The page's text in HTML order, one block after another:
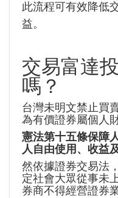
此流程可有效降低
益。
交易富達
嗎？
台灣未明文禁止買
為有價證券屬個人
憲法第十五條保障
人自由使用、收益
然依據證券交易法
定社會大眾從事未
券商不得經營證券業